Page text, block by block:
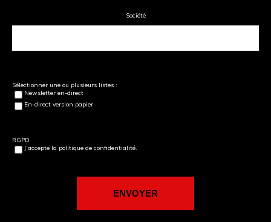
Société
Sélectionner une ou plusieurs listes :
Newsletter en-direct
En-direct version papier
RGPD
J’accepte la politique de confidentialité.